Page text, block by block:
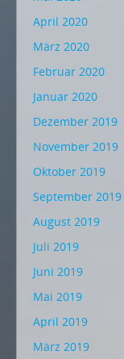
April 2020
März 2020
Februar 2020
Januar 2020
Dezember 2019
November 2019
Oktober 2019
September 2019
August 2019
Juli 2019
Juni 2019
Mai 2019
April 2019
März 2019